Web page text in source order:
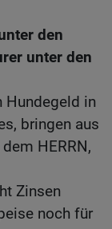
den
unter den
Hundegeld in
bringen aus
HERRN,
Zinsen
noch für